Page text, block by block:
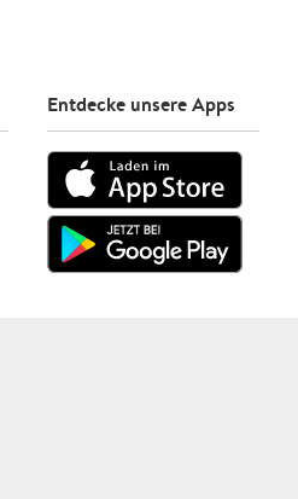
Entdecke unsere Apps